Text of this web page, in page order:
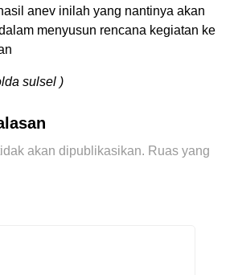
anev inilah yang nantinya akan
menyusun rencana kegiatan ke
sulsel )
akan dipublikasikan. Ruas yang